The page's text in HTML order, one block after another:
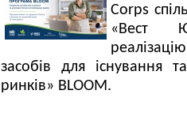
Corps
«Вест
засобів для існування
ринків» BLOOM.